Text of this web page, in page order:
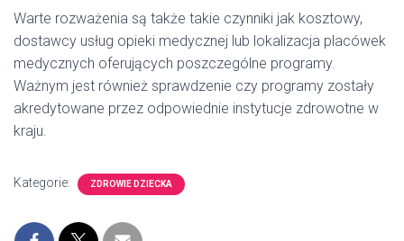
Warte rozważenia są także takie czynniki jak kosztowy,
dostawcy usług opieki medycznej lub lokalizacja placówek
medycznych oferujących poszczególne programy.
Ważnym jest również sprawdzenie czy programy zostały
akredytowane przez odpowiednie instytucje zdrowotne w
kraju.
Kategorie: ZDROWIE DZIECKA